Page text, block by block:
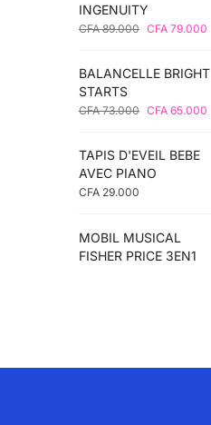
INGENUITY
CFA89.000 CFA 79.000
BALANCELLE BRIGHT
STARTS
CFA73.000 CFA 65.000
TAPIS D'EVEIL BEBE
AVEC PIANO
CFA 29.000
MOBIL MUSICAL
FISHER PRICE 3EN1